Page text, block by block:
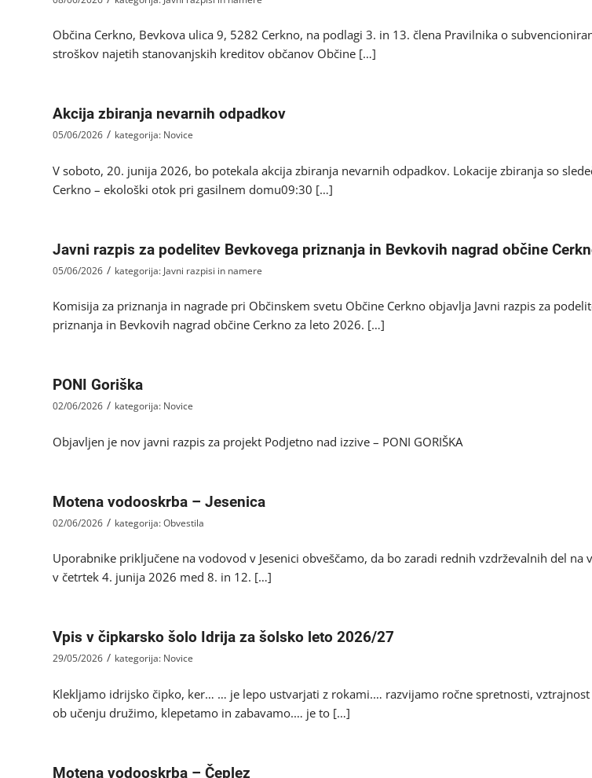
Občina Cerkno, Bevkova ulica 9, 5282 Cerkno, na podlagi 3. in 13. člena Pravilnika o
stroškov najetih stanovanjskih kreditov občanov Občine […]
Akcija zbiranja nevarnih odpadkov
05/06/2026 / kategorija: Novice
V soboto, 20. junija 2026, bo potekala akcija zbiranja nevarnih odpadkov. Lokacije zbiranja so
Cerkno – ekološki otok pri gasilnem domu09:30 […]
Javni razpis za podelitev Bevkovega priznanja in Bevkovih nagrad občine
05/06/2026 / kategorija: Javni razpisi in namere
Komisija za priznanja in nagrade pri Občinskem svetu Občine Cerkno objavlja Javni razpis za
priznanja in Bevkovih nagrad občine Cerkno za leto 2026. […]
PONI Goriška
02/06/2026 / kategorija: Novice
Objavljen je nov javni razpis za projekt Podjetno nad izzive – PONI GORIŠKA
Motena vodooskrba – Jesenica
02/06/2026 / kategorija:Obvestila
Uporabnike priključene na vodovod v Jesenici obveščamo, da bo zaradi rednih vzdrževalnih del na
v četrtek 4. junija 2026 med 8. in 12. […]
Vpis v čipkarsko šolo Idrija za šolsko leto 2026/27
29/05/2026 / kategorija: Novice
Klekljamo idrijsko čipko, ker… … je lepo ustvarjati z rokami.… razvijamo ročne spretnosti,
ob učenju družimo, klepetamo in zabavamo.… je to […]
Motena vodooskrba – Čeplez